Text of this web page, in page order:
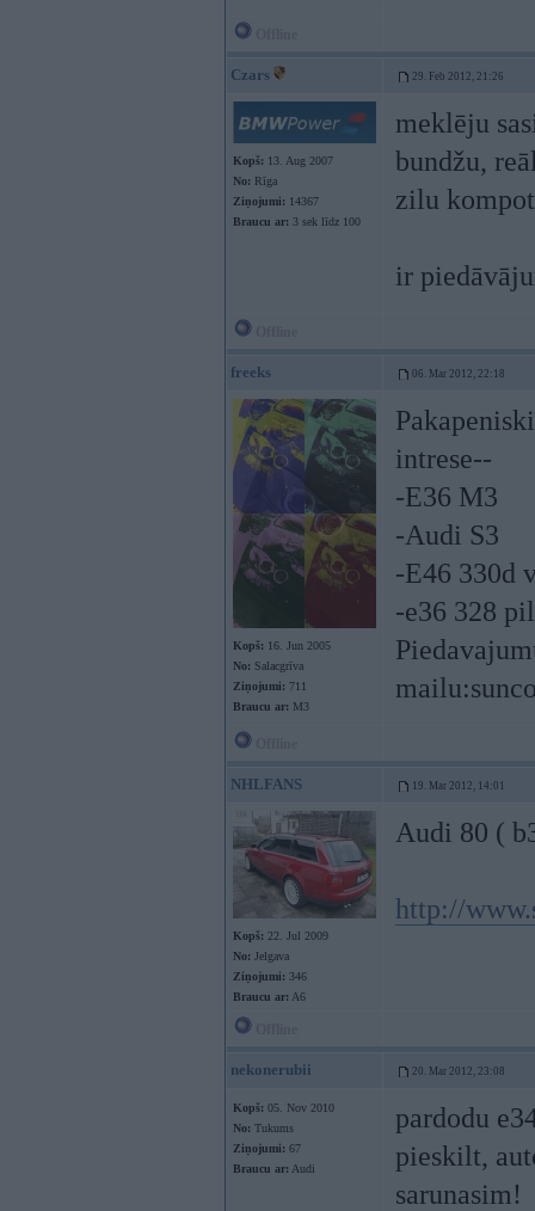
Czars 29. Feb 2012, 21:26
Kopš: 13. Aug 2007
No: Rīga
Ziņojumi: 14367
Braucu ar: 3 sek līdz 100
meklēju
bundžu,
zilu
ir
freeks 06. Mar 2012, 22:18
Kopš: 16. Jun 2005
No: Salacgrīva
Ziņojumi: 711
Braucu ar: M3
intrese--
-E36 M3
-Audi S3
-E46 330d
-e36 328
mailu:
NHLFANS 19. Mar 2012, 14:01
Kopš: 22. Jul 2009
No: Jelgava
Ziņojumi: 346
Braucu ar: A6
Audi 80 (
http://
nekonerubii 20. Mar 2012, 23:08
Kopš: 05. Nov 2010
No: Tukums
Ziņojumi: 67
Braucu ar: Audi
pardodu
pieskilt,
sarunasim!